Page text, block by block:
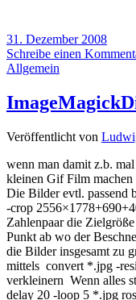
31. Dezember 2008
Schreibe einen
Allgemein
Veröffentlicht von
wenn man damit z.b.
kleinen Gif Film machen
Die Bilder evtl. passend
-crop
Zahlenpaar die
Punkt ab wo der
die Bilder insgesamt zu
mittels convert *.jpg -
verkleinern Wenn alles
delay 20 -loop 5 *.jpg